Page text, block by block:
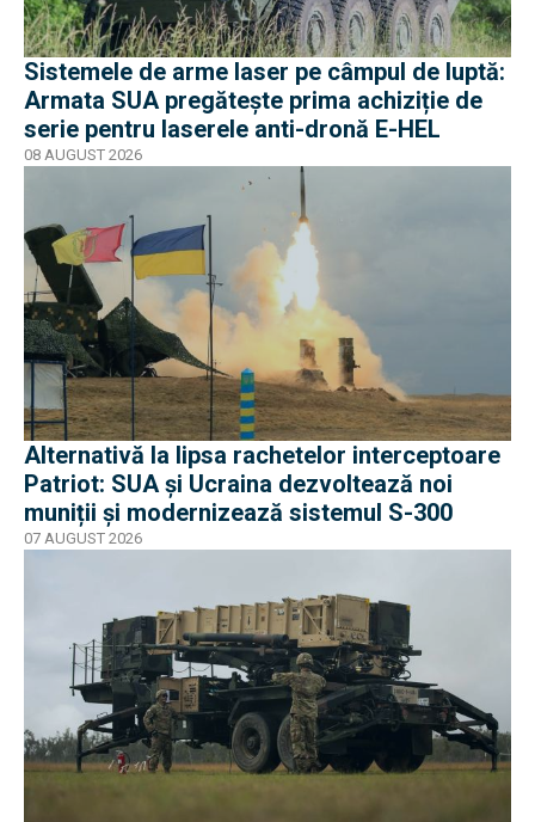
Sistemele de arme laser pe câmpul de luptă:
Armata SUA pregătește prima achiziție de
serie pentru laserele anti-dronă E-HEL
08 AUGUST 2026
Alternativă la lipsa rachetelor interceptoare
Patriot: SUA și Ucraina dezvoltează noi
muniții și modernizează sistemul S-300
07 AUGUST 2026